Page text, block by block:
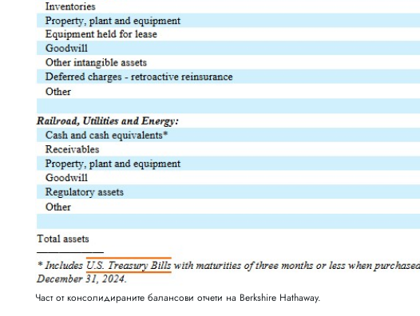
Част от консолидираните балансови отчети на Berkshire Hathaway.